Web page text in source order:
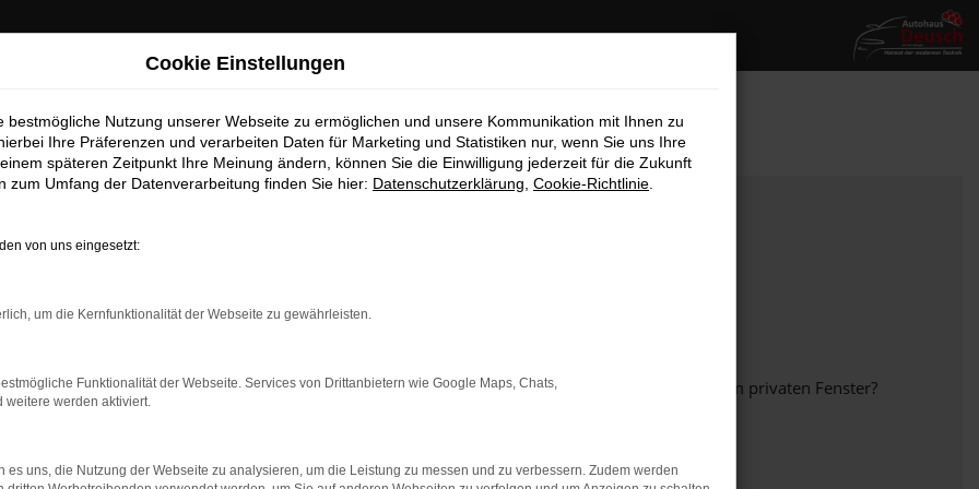
bestimmter Seiten verhindern. Funktioniert die Seite in einem anderen Browser oder in einem privaten Fenster?
auf dem neuesten Stand sind.
Cookie Einstellungen
bestmögliche Nutzung unserer Webseite zu ermöglichen und unsere Kommunikation mit Ihnen zu
Ihre Präferenzen und verarbeiten Daten für Marketing und Statistiken nur, wenn Sie uns Ihre
späteren Zeitpunkt Ihre Meinung ändern, können Sie die Einwilligung jederzeit für die Zukunft
zum Umfang der Datenverarbeitung finden Sie hier: Datenschutzerklärung Cookie-Richtlinie
von uns eingesetzt:
um die Kernfunktionalität der Webseite zu gewährleisten.
Funktionalität der Webseite. Services von Drittanbietern wie Google Maps, Chats,
weitere werden aktiviert.
es uns, die Nutzung der Webseite zu analysieren, um die Leistung zu messen und zu verbessern. Zudem werden